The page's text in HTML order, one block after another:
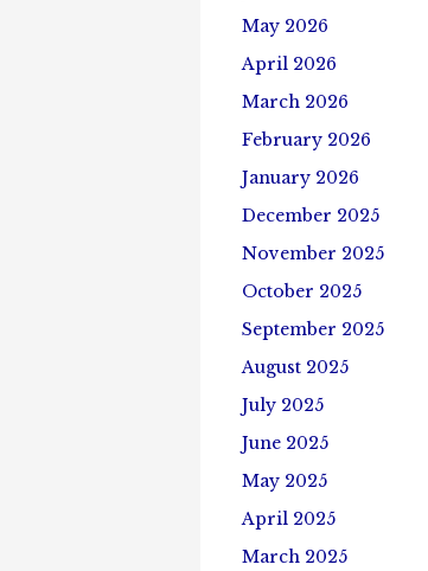
May 2026
April 2026
March 2026
February 2026
January 2026
December 2025
November 2025
October 2025
September 2025
August 2025
July 2025
June 2025
May 2025
April 2025
March 2025